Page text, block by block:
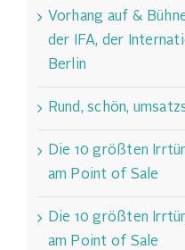
Vorhang auf &
der IFA, der
Berlin
Rund, schön,
Die 10 größten
am Point of Sale
Die 10 größten
am Point of Sale